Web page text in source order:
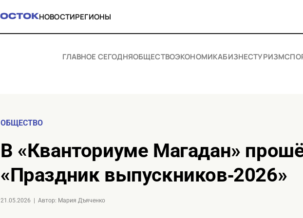
НОВОСТИРЕГИОНЫ
ГЛАВНОЕ СЕГОДНЯОБЩЕСТВОЭКОНОМИКАБИЗНЕСТУРИЗМ
ОБЩЕСТВО
в «Кванториуме Магадан» прошёл
«Праздник выпускников‑2026»
21.05.2026 | Автор: Мария Дъяченко